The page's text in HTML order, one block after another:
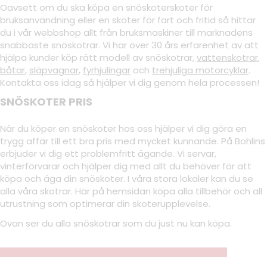
Oavsett om du ska köpa en snöskoterskoter för
bruksanvändning eller en skoter för fart och fritid så hittar
du i vår webbshop allt från bruksmaskiner till marknadens
snabbaste snöskotrar. Vi har över 30 års erfarenhet av att
hjälpa kunder köp rätt modell av snöskotrar, vattenskotrar,
båtar, släpvagnar, fyrhjulingar och trehjuliga motorcyklar.
Kontakta oss idag så hjälper vi dig genom hela processen!
SNÖSKOTER PRIS
När du köper en snöskoter hos oss hjälper vi dig göra en
trygg affär till ett bra pris med mycket kunnande. På Bohlins
erbjuder vi dig ett problemfritt ägande. Vi servar,
vinterförvarar och hjälper dig med allt du behöver för att
köpa och äga din snöskoter. I våra stora lokaler kan du se
alla våra skotrar. Här på hemsidan köpa alla tillbehör och all
utrustning som optimerar din skoterupplevelse.
Ovan ser du alla snöskotrar som du just nu kan köpa.